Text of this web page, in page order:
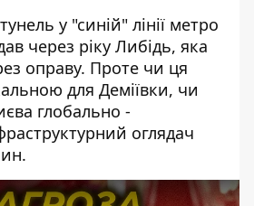
у "синій" лінії метро
через ріку Либідь, яка
оправу. Проте чи ця
для Деміївки, чи
глобально -
оглядач